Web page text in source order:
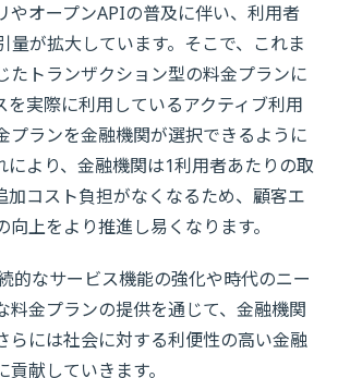
やオープンAPIの普及に伴い、利用者
量が拡大しています。そこで、これま
たトランザクション型の料金プランに
を実際に利用しているアクティブ利用
プランを金融機関が選択できるように
により、金融機関は1利用者あたりの取
加コスト負担がなくなるため、顧客エ
向上をより推進し易くなります。
的なサービス機能の強化や時代のニー
料金プランの提供を通じて、金融機関
らには社会に対する利便性の高い金融
献していきます。